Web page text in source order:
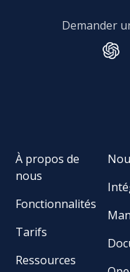
Demander
À propos de
nous
Fonctionnalités
Tarifs
Ressources